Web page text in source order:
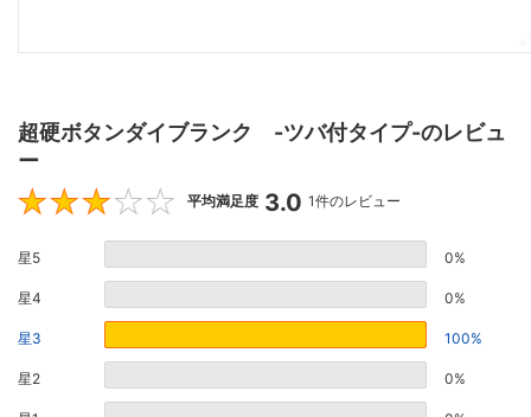
超硬ボタンダイブランク -ツバ付タイプ-のレビュ
ー
3
平均満足度 3.0 1件のレビュー
星5 0%
星4 0%
星3 100%
星2 0%